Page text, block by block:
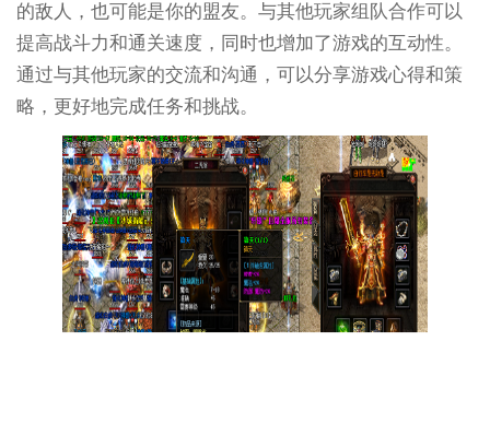
的敌人，也可能是你的盟友。与其他玩家组队合作可以
提高战斗力和通关速度，同时也增加了游戏的互动性。
通过与其他玩家的交流和沟通，可以分享游戏心得和策
略，更好地完成任务和挑战。